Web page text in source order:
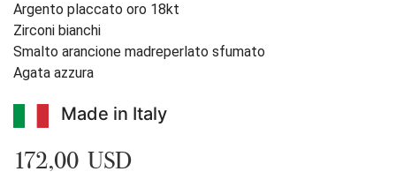
Argento placcato oro 18kt
Zirconi bianchi
Smalto arancione madreperlato sfumato
Agata azzura
Made in Italy
172,00 USD